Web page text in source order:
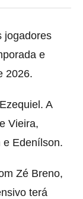
jogadores
e
2026.
A
Vieira,
e Edenílson.
Zé Breno,
terá